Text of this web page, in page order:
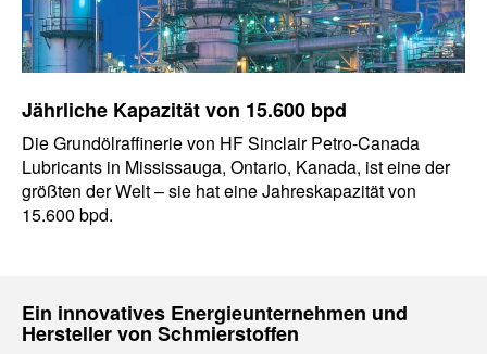
Jährliche Kapazität von 15.600 bpd
Die Grundölraffinerie von HF Sinclair Petro-Canada
Lubricants in Mississauga, Ontario, Kanada, ist eine der
größten der Welt – sie hat eine Jahreskapazität von
15.600 bpd.
Ein innovatives Energieunternehmen und
Hersteller von Schmierstoffen